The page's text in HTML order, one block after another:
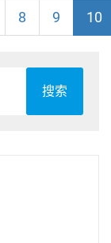
8 9 10
搜索